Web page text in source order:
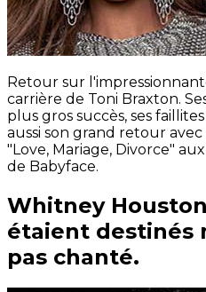
Retour sur
carrière de Toni Braxton.
plus gros succès, ses
aussi son grand retour avec
"Love, Mariage, Divorce"
de Babyface.
Whitney
étaient destinés
pas chanté.